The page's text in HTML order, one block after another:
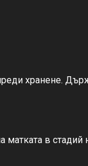
хранене.
матката в стадий